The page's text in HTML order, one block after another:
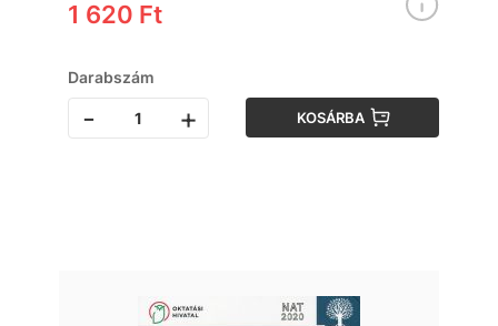
1 620 Ft
Darabszám
- + KOSÁRBA